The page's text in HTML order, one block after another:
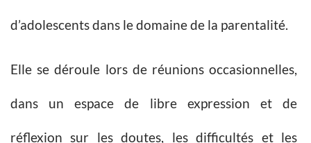
d’adolescents dans le domaine de la parentalité.
Elle se déroule lors de réunions occasionnelles,
dans un espace de libre expression et de
réflexion sur les doutes, les difficultés et les